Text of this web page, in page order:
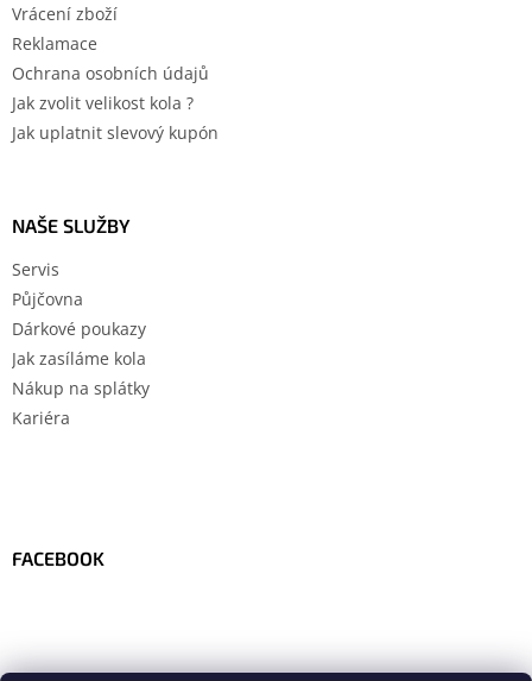
Vrácení zboží
Reklamace
Ochrana osobních údajů
Jak zvolit velikost kola ?
Jak uplatnit slevový kupón
NAŠE SLUŽBY
Servis
Půjčovna
Dárkové poukazy
Jak zasíláme kola
Nákup na splátky
Kariéra
FACEBOOK